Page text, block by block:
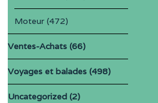
Moteur (472)
Ventes-Achats (66)
Voyages et balades (498)
Uncategorized (2)